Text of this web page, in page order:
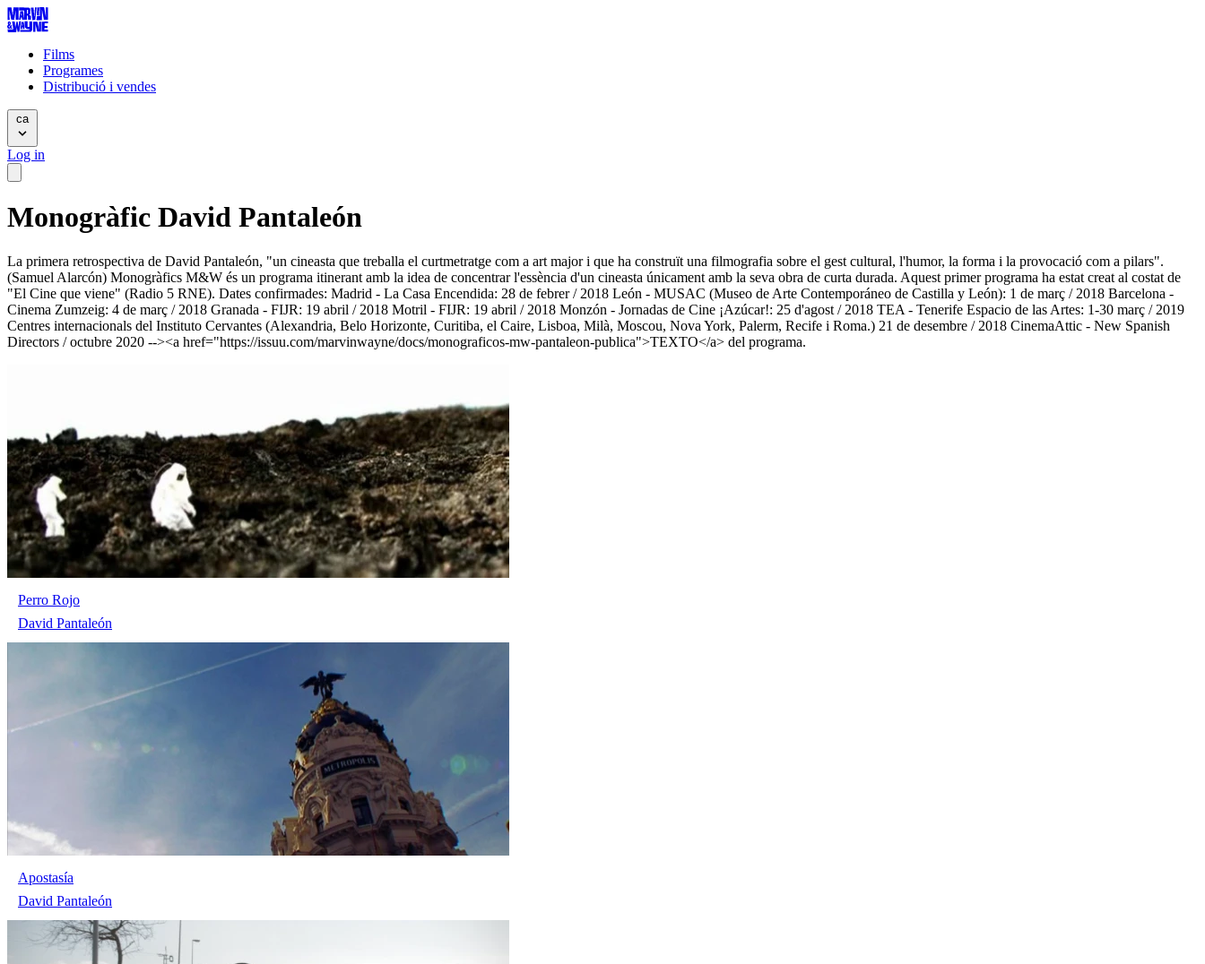
Films
Programes
Distribució i vendes
ca
Log in
Monogràfic David Pantaleón
La primera retrospectiva de David Pantaleón, "un cineasta que treballa el curtmetratge com a art major i que ha construït una filmografia sobre el gest cultural, l'humor, la forma i la provocació com a pilars".
(Samuel Alarcón) Monogràfics M&W és un programa itinerant amb la idea de concentrar l'essència d'un cineasta únicament amb la seva obra de curta durada. Aquest primer programa ha estat creat al costat de
"El Cine que viene" (Radio 5 RNE). Dates confirmades: Madrid - La Casa Encendida: 28 de febrer / 2018 León - MUSAC (Museo de Arte Contemporáneo de Castilla y León): 1 de març / 2018 Barcelona -
Cinema Zumzeig: 4 de març / 2018 Granada - FIJR: 19 abril / 2018 Motril - FIJR: 19 abril / 2018 Monzón - Jornadas de Cine ¡Azúcar!: 25 d'agost / 2018 TEA - Tenerife Espacio de las Artes: 1-30 març / 2019
Centres internacionals del Instituto Cervantes (Alexandria, Belo Horizonte, Curitiba, el Caire, Lisboa, Milà, Moscou, Nova York, Palerm, Recife i Roma.) 21 de desembre / 2018 CinemaAttic - New Spanish
Directors / octubre 2020 --><a href="https://issuu.com/marvinwayne/docs/monograficos-mw-pantaleon-publica">TEXTO</a> del programa.
Perro Rojo
David Pantaleón
Apostasía
David Pantaleón